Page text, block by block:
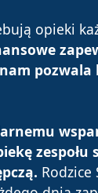
opieki
pozwala
zespołu
Rodzice